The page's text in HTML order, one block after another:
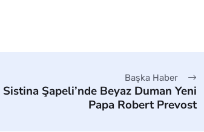
Başka Haber
Sistina Şapeli’nde Beyaz Duman Yeni
Papa Robert Prevost